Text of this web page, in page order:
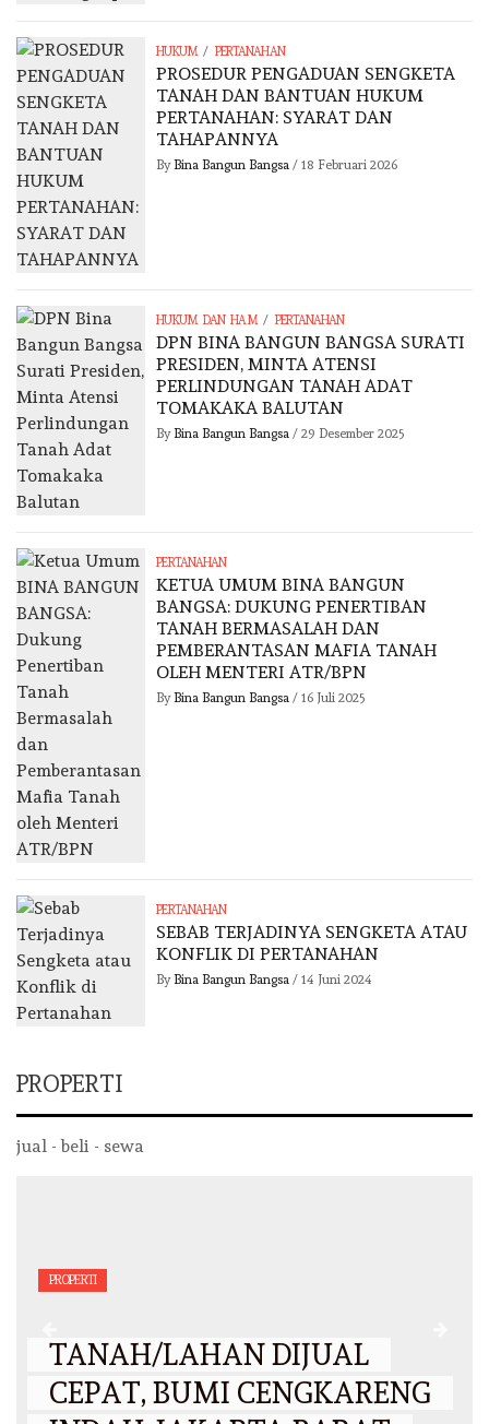
HUKUM / PERTANAHAN
PROSEDUR PENGADUAN SENGKETA
TANAH DAN BANTUAN HUKUM
PERTANAHAN: SYARAT DAN
TAHAPANNYA
By Bina Bangun Bangsa/ 18 Februari 2026
HUKUM DAN HAM / PERTANAHAN
DPN BINA BANGUN BANGSA SURATI
PRESIDEN, MINTA ATENSI
PERLINDUNGAN TANAH ADAT
TOMAKAKA BALUTAN
By Bina Bangun Bangsa/ 29 Desember 2025
PERTANAHAN
KETUA UMUM BINA BANGUN
BANGSA: DUKUNG PENERTIBAN
TANAH BERMASALAH DAN
PEMBERANTASAN MAFIA TANAH
OLEH MENTERI ATR/BPN
By Bina Bangun Bangsa/ 16 Juli 2025
PERTANAHAN
SEBAB TERJADINYA SENGKETA ATAU
KONFLIK DI PERTANAHAN
By Bina Bangun Bangsa/ 14 Juni 2024
PROPERTI
jual - beli - sewa
PROPERTI
TANAH/LAHAN DIJUAL
CEPAT, BUMI CENGKARENG